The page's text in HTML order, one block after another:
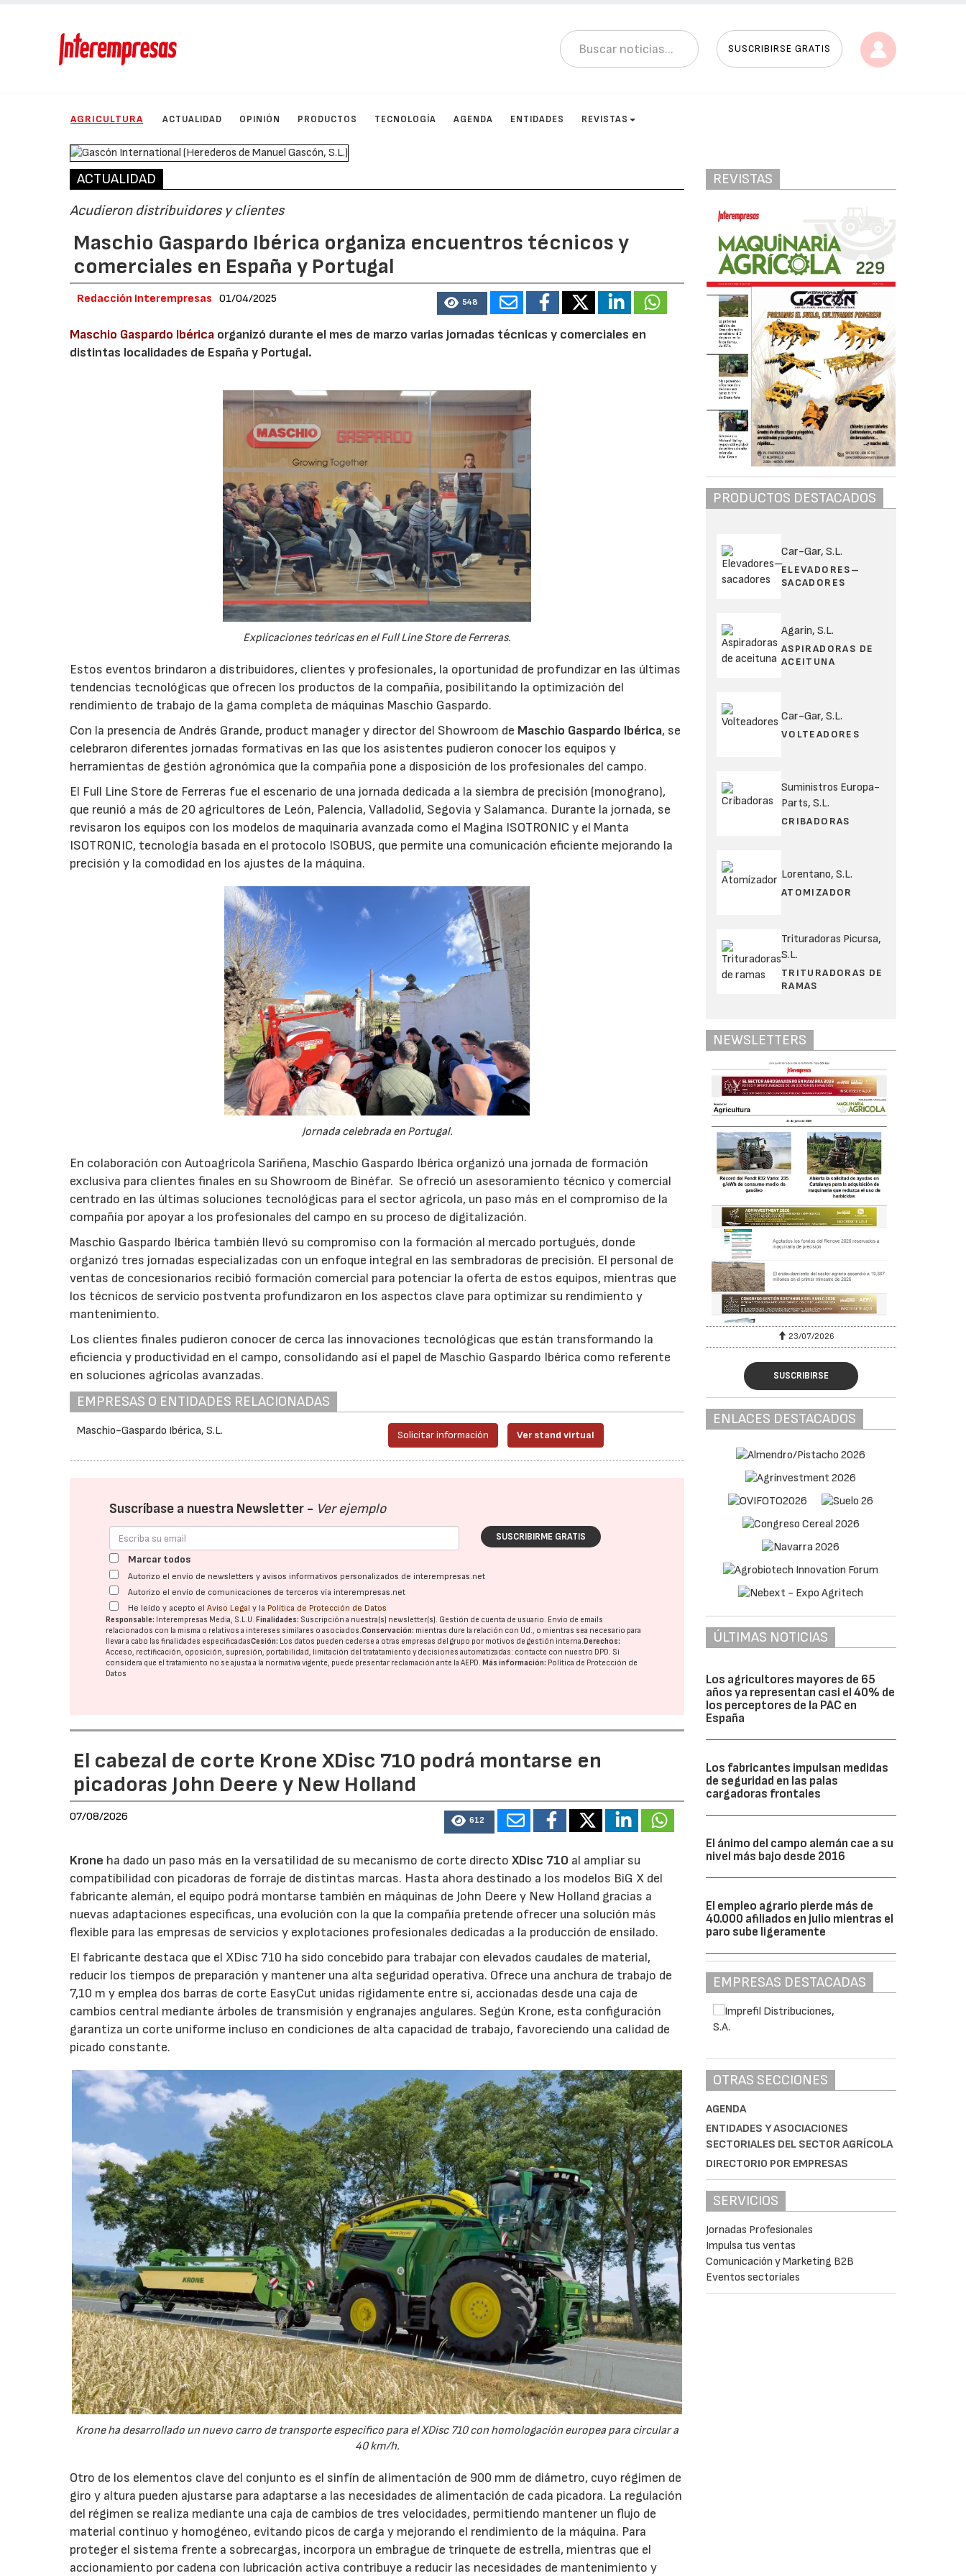
SUSCRIBIRSE GRATIS
AGRICULTURA ACTUALIDAD OPINIÓN PRODUCTOS TECNOLOGÍA AGENDA ENTIDADES REVISTAS
ACTUALIDAD
Acudieron distribuidores y clientes
Maschio Gaspardo Ibérica organiza encuentros técnicos y
comerciales en España y Portugal
Redacción Interempresas 01/04/2025 548
Maschio Gaspardo Ibérica organizó durante el mes de marzo varias jornadas técnicas y comerciales en
distintas localidades de España y Portugal.
Explicaciones teóricas en el Full Line Store de Ferreras.
Estos eventos brindaron a distribuidores, clientes y profesionales, la oportunidad de profundizar en las últimas
tendencias tecnológicas que ofrecen los productos de la compañía, posibilitando la optimización del
rendimiento de trabajo de la gama completa de máquinas Maschio Gaspardo.
Con la presencia de Andrés Grande, product manager y director del Showroom de Maschio Gaspardo Ibérica, se
celebraron diferentes jornadas formativas en las que los asistentes pudieron conocer los equipos y
herramientas de gestión agronómica que la compañía pone a disposición de los profesionales del campo.
El Full Line Store de Ferreras fue el escenario de una jornada dedicada a la siembra de precisión (monograno),
que reunió a más de 20 agricultores de León, Palencia, Valladolid, Segovia y Salamanca. Durante la jornada, se
revisaron los equipos con los modelos de maquinaria avanzada como el Magina ISOTRONIC y el Manta
ISOTRONIC, tecnología basada en el protocolo ISOBUS, que permite una comunicación eficiente mejorando la
precisión y la comodidad en los ajustes de la máquina.
Jornada celebrada en Portugal.
En colaboración con Autoagrícola Sariñena, Maschio Gaspardo Ibérica organizó una jornada de formación
exclusiva para clientes finales en su Showroom de Binéfar. Se ofreció un asesoramiento técnico y comercial
centrado en las últimas soluciones tecnológicas para el sector agrícola, un paso más en el compromiso de la
compañía por apoyar a los profesionales del campo en su proceso de digitalización.
Maschio Gaspardo Ibérica también llevó su compromiso con la formación al mercado portugués, donde
organizó tres jornadas especializadas con un enfoque integral en las sembradoras de precisión. El personal de
ventas de concesionarios recibió formación comercial para potenciar la oferta de estos equipos, mientras que
los técnicos de servicio postventa profundizaron en los aspectos clave para optimizar su rendimiento y
mantenimiento.
Los clientes finales pudieron conocer de cerca las innovaciones tecnológicas que están transformando la
eficiencia y productividad en el campo, consolidando así el papel de Maschio Gaspardo Ibérica como referente
en soluciones agrícolas avanzadas.
EMPRESAS O ENTIDADES RELACIONADAS
Maschio-Gaspardo Ibérica, S.L. Solicitar información Ver stand virtual
Suscríbase a nuestra Newsletter - Ver ejemplo
SUSCRIBIRME GRATIS
Marcar todos
Autorizo el envío de newsletters y avisos informativos personalizados de interempresas.net
Autorizo el envío de comunicaciones de terceros vía interempresas.net
He leído y acepto elAviso Legal y la Política de Protección de Datos
Responsable: Interempresas Media, S.L.U. Finalidades: Suscripción a nuestra(s) newsletter(s). Gestión de cuenta de usuario. Envío de emails
relacionados con la misma o relativos a intereses similares o asociados.Conservación: mientras dure la relación con Ud., o mientras sea necesario para
llevar a cabo las finalidades especificadasCesión: Los datos pueden cederse a otras empresas del grupo por motivos de gestión interna. Derechos:
Acceso, rectificación, oposición, supresión, portabilidad, limitación del tratatamiento y decisiones automatizadas: contacte con nuestro DPD. Si
considera que el tratamiento no se ajusta a la normativa vigente, puede presentar reclamación ante laAEPD. Más información: Política de Protección de
Datos
El cabezal de corte Krone XDisc 710 podrá montarse en
picadoras John Deere y New Holland
07/08/2026 612
Krone ha dado un paso más en la versatilidad de su mecanismo de corte directoXDisc 710 al ampliar su
compatibilidad con picadoras de forraje de distintas marcas. Hasta ahora destinado a los modelos BiG X del
fabricante alemán, el equipo podrá montarse también en máquinas de John Deere y New Holland gracias a
nuevas adaptaciones específicas, una evolución con la que la compañía pretende ofrecer una solución más
flexible para las empresas de servicios y explotaciones profesionales dedicadas a la producción de ensilado.
El fabricante destaca que el XDisc 710 ha sido concebido para trabajar con elevados caudales de material,
reducir los tiempos de preparación y mantener una alta seguridad operativa. Ofrece una anchura de trabajo de
7,10 m y emplea dos barras de corte EasyCut unidas rígidamente entre sí, accionadas desde una caja de
cambios central mediante árboles de transmisión y engranajes angulares. Según Krone, esta configuración
garantiza un corte uniforme incluso en condiciones de alta capacidad de trabajo, favoreciendo una calidad de
picado constante.
Krone ha desarrollado un nuevo carro de transporte específico para el XDisc 710 con homologación europea para circular a
40 km/h.
Otro de los elementos clave del conjunto es el sinfín de alimentación de 900 mm de diámetro, cuyo régimen de
giro y altura pueden ajustarse para adaptarse a las necesidades de alimentación de cada picadora. La regulación
del régimen se realiza mediante una caja de cambios de tres velocidades, permitiendo mantener un flujo de
material continuo y homogéneo, evitando picos de carga y mejorando el rendimiento de la máquina. Para
proteger el sistema frente a sobrecargas, incorpora un embrague de trinquete de estrella, mientras que el
accionamiento por cadena con lubricación activa contribuye a reducir las necesidades de mantenimiento y
REVISTAS
PRODUCTOS DESTACADOS
Car-Gar, S.L.
ELEVADORES–
SACADORES
Agarin, S.L.
ASPIRADORAS DE
ACEITUNA
Car-Gar, S.L.
VOLTEADORES
Suministros Europa-
Parts, S.L.
CRIBADORAS
Lorentano, S.L.
ATOMIZADOR
Trituradoras Picursa,
S.L.
TRITURADORAS DE
RAMAS
NEWSLETTERS
23/07/2026 27/07/2026 23/07/2026
SUSCRIBIRSE
ENLACES DESTACADOS
ÚLTIMAS NOTICIAS
Los agricultores mayores de 65
años ya representan casi el 40% de
los perceptores de la PAC en
España
Los fabricantes impulsan medidas
de seguridad en las palas
cargadoras frontales
El ánimo del campo alemán cae a su
nivel más bajo desde 2016
El empleo agrario pierde más de
40.000 afiliados en julio mientras el
paro sube ligeramente
EMPRESAS DESTACADAS
OTRAS SECCIONES
AGENDA
ENTIDADES Y ASOCIACIONES
SECTORIALES DEL SECTOR AGRÍCOLA
DIRECTORIO POR EMPRESAS
SERVICIOS
Jornadas Profesionales
Impulsa tus ventas
Comunicación y Marketing B2B
Eventos sectoriales